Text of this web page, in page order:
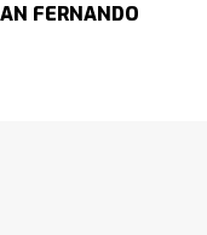
FERNANDO